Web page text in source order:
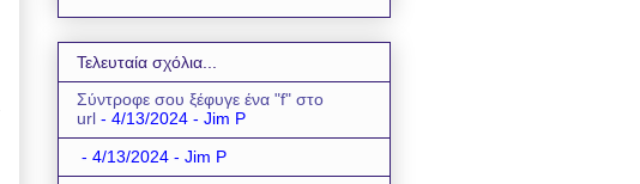
Τελευταία σχόλια...
Σύντροφε σου ξέφυγε ένα "f" στο
url - 4/13/2024 - Jim P
- 4/13/2024 - Jim P